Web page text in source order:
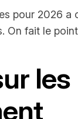
pour 2026 a
On fait le